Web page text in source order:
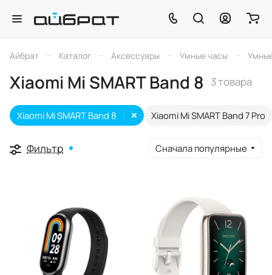
Айбрат – Каталог – Аксессуары – Умные часы –
Xiaomi Mi SMART Band 8 3 товара
Xiaomi Mi SMART Band 7 Pro
Xiaomi Mi SMART Band 8
Фильтр Сначала популярные